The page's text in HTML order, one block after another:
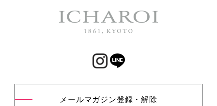
メールマガジン登録・解除